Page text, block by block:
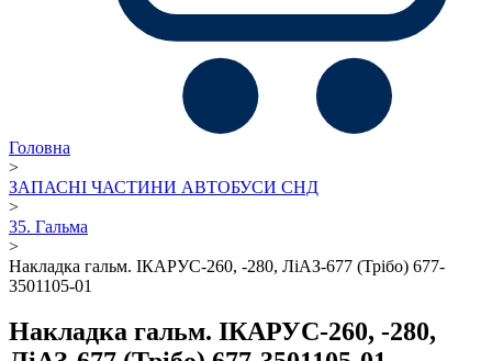
Головна
>
ЗАПАСНІ ЧАСТИНИ АВТОБУСИ СНД
>
35. Гальма
>
Накладка гальм. ІКАРУС-260, -280, ЛіАЗ-677 (Трібо) 677-
3501105-01
Накладка гальм. ІКАРУС-260, -280,